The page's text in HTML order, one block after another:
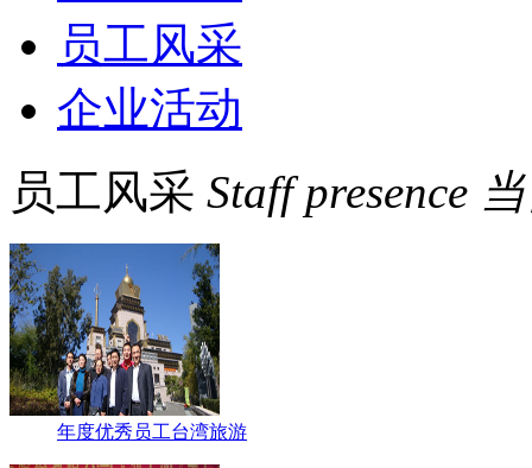
员工风采
企业活动
员工风采 Staff presence
年度优秀员工台湾旅游